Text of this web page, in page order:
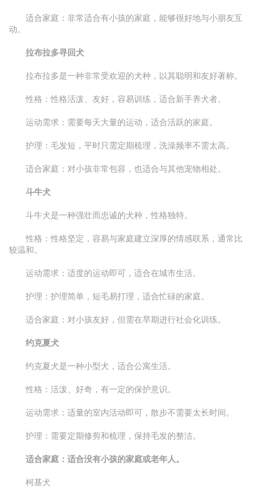
适合家庭：非常适合有小孩的家庭，能够很好地与小朋友互
动。
拉布拉多寻回犬
拉布拉多是一种非常受欢迎的犬种，以其聪明和友好著称。
性格：性格活泼、友好，容易训练，适合新手养犬者。
运动需求：需要每天大量的运动，适合活跃的家庭。
护理：毛发短，平时只需定期梳理，洗澡频率不需太高。
适合家庭：对小孩非常包容，也适合与其他宠物相处。
斗牛犬
斗牛犬是一种强壮而忠诚的犬种，性格独特。
性格：性格坚定，容易与家庭建立深厚的情感联系，通常比
较温和。
运动需求：适度的运动即可，适合在城市生活。
护理：护理简单，短毛易打理，适合忙碌的家庭。
适合家庭：对小孩友好，但需在早期进行社会化训练。
约克夏犬
约克夏犬是一种小型犬，适合公寓生活。
性格：活泼、好奇，有一定的保护意识。
运动需求：适量的室内活动即可，散步不需要太长时间。
护理：需要定期修剪和梳理，保持毛发的整洁。
适合家庭：适合没有小孩的家庭或老年人。
柯基犬